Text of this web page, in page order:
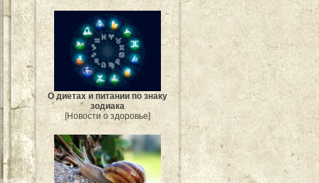
О диетах и питании по знаку
зодиака
[Новости о здоровье]